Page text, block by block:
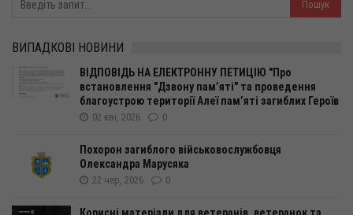
ВИПАДКОВІ НОВИНИ
ВІДПОВІДЬ НА ЕЛЕКТРОННУ ПЕТИЦІЮ "Про
встановлення "Дзвону пам’яті" та проведення
благоустрою території Алеї пам’яті загиблих Героїв
02 кві, 2026 0
Похорон загиблого військовослужбовця
Олександра Марусяка
22 чер, 2026 0
Корисні матеріали для ветеранів, ветеранок та